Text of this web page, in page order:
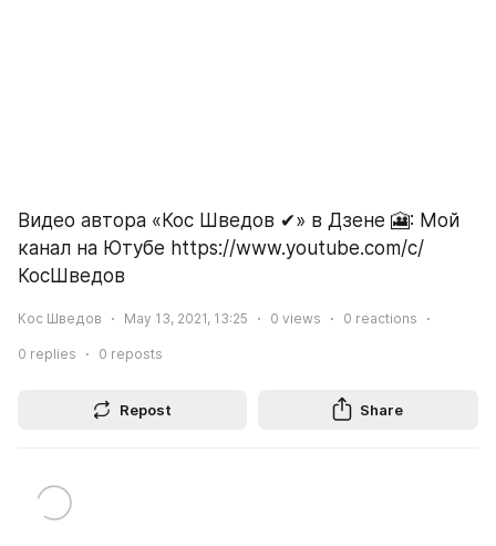
Видео автора «Кос Шведов ✔» в Дзене 🎦: Мой
канал на Ютубе https://www.youtube.com/c/
КосШведов
Кос Шведов May 13, 2021, 13:25 0 views 0 reactions
0 replies 0 reposts
Repost Share